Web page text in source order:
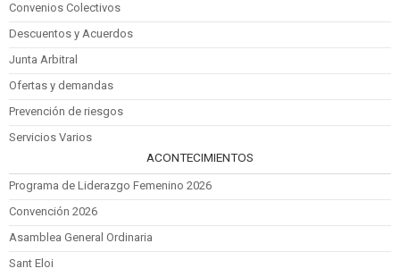
Convenios Colectivos
Descuentos y Acuerdos
Junta Arbitral
Ofertas y demandas
Prevención de riesgos
Servicios Varios
ACONTECIMIENTOS
Programa de Liderazgo Femenino 2026
Convención 2026
Asamblea General Ordinaria
Sant Eloi